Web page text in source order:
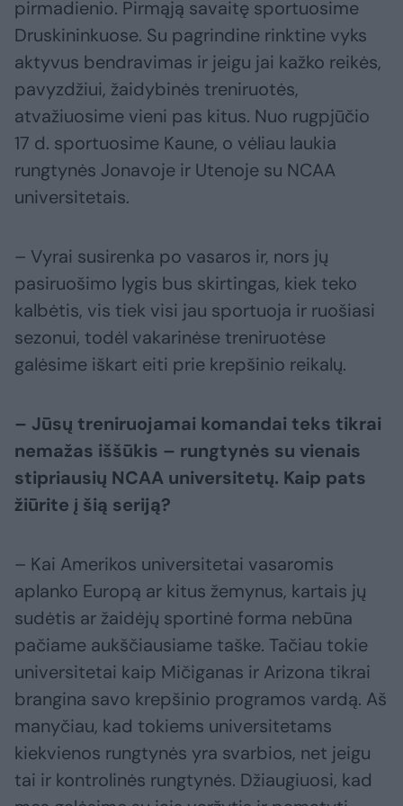
pirmadienio. Pirmąją savaitę sportuosime
Druskininkuose. Su pagrindine rinktine vyks
aktyvus bendravimas ir jeigu jai kažko reikės,
pavyzdžiui, žaidybinės treniruotės,
atvažiuosime vieni pas kitus. Nuo rugpjūčio
17 d. sportuosime Kaune, o vėliau laukia
rungtynės Jonavoje ir Utenoje su NCAA
universitetais.
– Vyrai susirenka po vasaros ir, nors jų
pasiruošimo lygis bus skirtingas, kiek teko
kalbėtis, vis tiek visi jau sportuoja ir ruošiasi
sezonui, todėl vakarinėse treniruotėse
galėsime iškart eiti prie krepšinio reikalų.
– Jūsų treniruojamai komandai teks tikrai
nemažas iššūkis – rungtynės su vienais
stipriausių NCAA universitetų. Kaip pats
žiūrite į šią seriją?
– Kai Amerikos universitetai vasaromis
aplanko Europą ar kitus žemynus, kartais jų
sudėtis ar žaidėjų sportinė forma nebūna
pačiame aukščiausiame taške. Tačiau tokie
universitetai kaip Mičiganas ir Arizona tikrai
brangina savo krepšinio programos vardą. Aš
manyčiau, kad tokiems universitetams
kiekvienos rungtynės yra svarbios, net jeigu
tai ir kontrolinės rungtynės. Džiaugiuosi, kad